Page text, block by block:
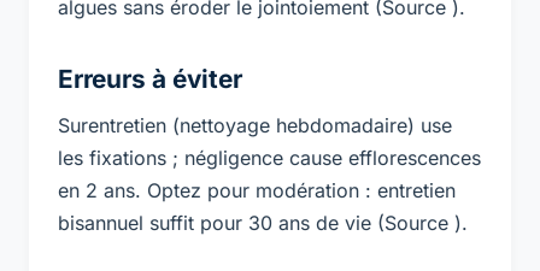
algues sans éroder le jointoiement (Source ).
Erreurs à éviter
Surentretien (nettoyage hebdomadaire) use
les fixations ; négligence cause efflorescences
en 2 ans. Optez pour modération : entretien
bisannuel suffit pour 30 ans de vie (Source ).